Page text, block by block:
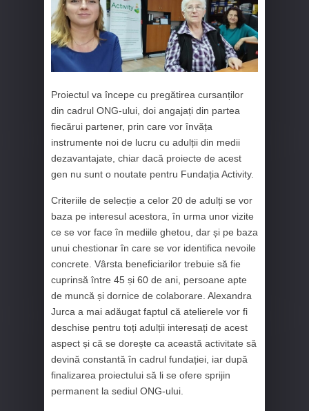
Proiectul va începe cu pregătirea cursanților
din cadrul ONG-ului, doi angajați din partea
fiecărui partener, prin care vor învăța
instrumente noi de lucru cu adulții din medii
dezavantajate, chiar dacă proiecte de acest
gen nu sunt o noutate pentru Fundația Activity.
Criteriile de selecție a celor 20 de adulți se vor
baza pe interesul acestora, în urma unor vizite
ce se vor face în mediile ghetou, dar și pe baza
unui chestionar în care se vor identifica nevoile
concrete. Vârsta beneficiarilor trebuie să fie
cuprinsă între 45 și 60 de ani, persoane apte
de muncă și dornice de colaborare. Alexandra
Jurca a mai adăugat faptul că atelierele vor fi
deschise pentru toți adulții interesați de acest
aspect și că se dorește ca această activitate să
devină constantă în cadrul fundației, iar după
finalizarea proiectului să li se ofere sprijin
permanent la sediul ONG-ului.